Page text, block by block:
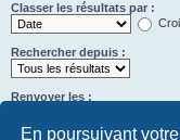
En poursuivant
Classer les résultats par :
Rechercher depuis :
Renvoyer les :